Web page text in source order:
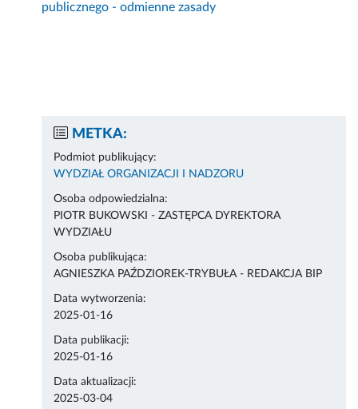
publicznego - odmienne zasady
METKA:
Podmiot publikujący:
WYDZIAŁ ORGANIZACJI I NADZORU
Osoba odpowiedzialna:
PIOTR BUKOWSKI - ZASTĘPCA DYREKTORA
WYDZIAŁU
Osoba publikująca:
AGNIESZKA PAŹDZIOREK-TRYBUŁA - REDAKCJA BIP
Data wytworzenia:
2025-01-16
Data publikacji:
2025-01-16
Data aktualizacji:
2025-03-04